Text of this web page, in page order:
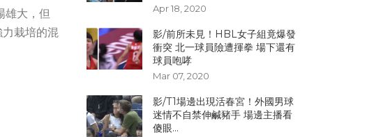
雄大，但
栽培的混
Apr 18, 2020
影/前所未見！HBL女子組竟爆發
衝突 北一球員險遭揮拳 場下還有
球員咆哮
Mar 07, 2020
影/T1場邊出現活春宮！外國男球
迷情不自禁伸鹹豬手 場邊主播看
傻眼...